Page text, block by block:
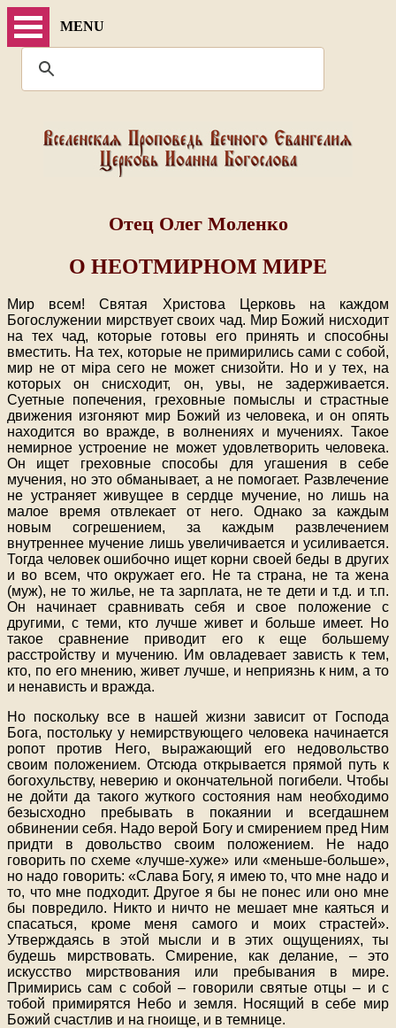
MENU
Отец Олег Моленко
О НЕОТМИРНОМ МИРЕ
Мир всем! Святая Христова Церковь на каждом
Богослужении мирствует своих чад. Мир Божий нисходит
на тех чад, которые готовы его принять и способны
вместить. На тех, которые не примирились сами с собой,
мир не от мiра сего не может снизойти. Но и у тех, на
которых он снисходит, он, увы, не задерживается.
Суетные попечения, греховные помыслы и страстные
движения изгоняют мир Божий из человека, и он опять
находится во вражде, в волнениях и мучениях. Такое
немирное устроение не может удовлетворить человека.
Он ищет греховные способы для угашения в себе
мучения, но это обманывает, а не помогает. Развлечение
не устраняет живущее в сердце мучение, но лишь на
малое время отвлекает от него. Однако за каждым
новым согрешением, за каждым развлечением
внутреннее мучение лишь увеличивается и усиливается.
Тогда человек ошибочно ищет корни своей беды в других
и во всем, что окружает его. Не та страна, не та жена
(муж), не то жилье, не та зарплата, не те дети и т.д. и т.п.
Он начинает сравнивать себя и свое положение с
другими, с теми, кто лучше живет и больше имеет. Но
такое сравнение приводит его к еще большему
расстройству и мучению. Им овладевает зависть к тем,
кто, по его мнению, живет лучше, и неприязнь к ним, а то
и ненависть и вражда.
Но поскольку все в нашей жизни зависит от Господа
Бога, постольку у немирствующего человека начинается
ропот против Него, выражающий его недовольство
своим положением. Отсюда открывается прямой путь к
богохульству, неверию и окончательной погибели. Чтобы
не дойти да такого жуткого состояния нам необходимо
безысходно пребывать в покаянии и всегдашнем
обвинении себя. Надо верой Богу и смирением пред Ним
придти в довольство своим положением. Не надо
говорить по схеме «лучше-хуже» или «меньше-больше»,
но надо говорить: «Слава Богу, я имею то, что мне надо и
то, что мне подходит. Другое я бы не понес или оно мне
бы повредило. Никто и ничто не мешает мне каяться и
спасаться, кроме меня самого и моих страстей».
Утверждаясь в этой мысли и в этих ощущениях, ты
будешь мирствовать. Смирение, как делание, – это
искусство мирствования или пребывания в мире.
Примирись сам с собой – говорили святые отцы – и с
тобой примирятся Небо и земля. Носящий в себе мир
Божий счастлив и на гноище, и в темнице.